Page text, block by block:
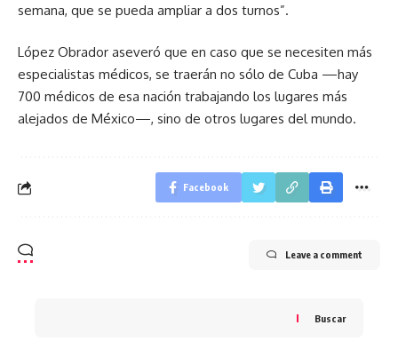
semana, que se pueda ampliar a dos turnos”.
López Obrador aseveró que en caso que se necesiten más
especialistas médicos, se traerán no sólo de Cuba —hay
700 médicos de esa nación trabajando los lugares más
alejados de México—, sino de otros lugares del mundo.
Facebook
Leave a comment
Buscar